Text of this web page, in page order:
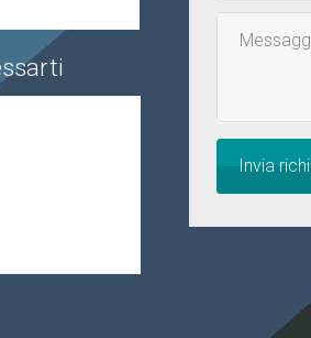
Invia